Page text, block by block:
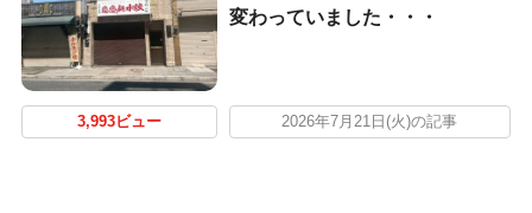
変わっていました・・・
3,993ビュー 2026年7月21日(火)の記事